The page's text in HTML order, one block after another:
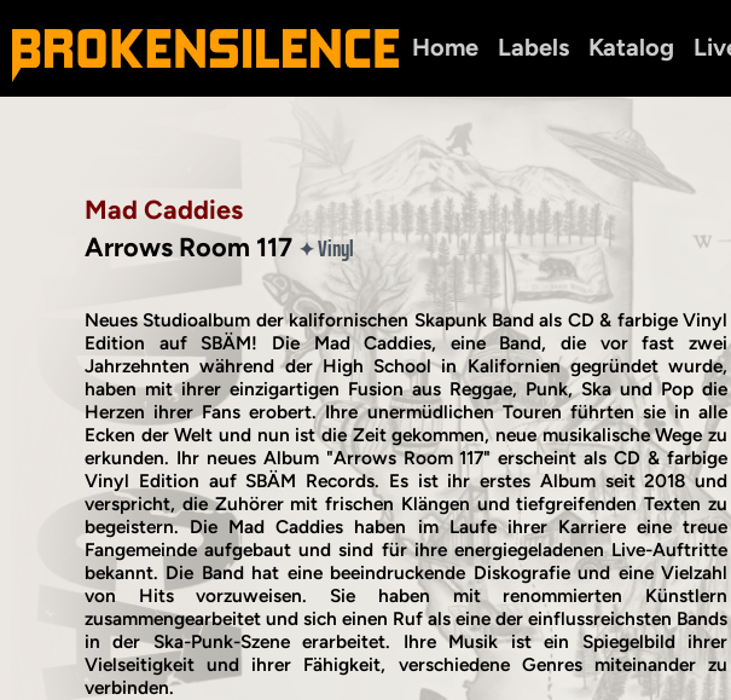
Home Labels Katalog
Mad Caddies
Arrows Room 117 ✦Vinyl
Neues Studioalbum der kalifornischen Skapunk Band als CD & farbige Vinyl
Edition auf SBÄM! Die Mad Caddies, eine Band, die vor fast zwei
Jahrzehnten während der High School in Kalifornien gegründet wurde,
haben mit ihrer einzigartigen Fusion aus Reggae, Punk, Ska und Pop die
Herzen ihrer Fans erobert. Ihre unermüdlichen Touren führten sie in alle
Ecken der Welt und nun ist die Zeit gekommen, neue musikalische Wege zu
erkunden. Ihr neues Album "Arrows Room 117" erscheint als CD & farbige
Vinyl Edition auf SBÄM Records. Es ist ihr erstes Album seit 2018 und
verspricht, die Zuhörer mit frischen Klängen und tiefgreifenden Texten zu
begeistern. Die Mad Caddies haben im Laufe ihrer Karriere eine treue
Fangemeinde aufgebaut und sind für ihre energiegeladenen Live-Auftritte
bekannt. Die Band hat eine beeindruckende Diskografie und eine Vielzahl
von Hits vorzuweisen. Sie haben mit renommierten Künstlern
zusammengearbeitet und sich einen Ruf als eine der einflussreichsten Bands
in der Ska-Punk-Szene erarbeitet. Ihre Musik ist ein Spiegelbild ihrer
Vielseitigkeit und ihrer Fähigkeit, verschiedene Genres miteinander zu
verbinden.